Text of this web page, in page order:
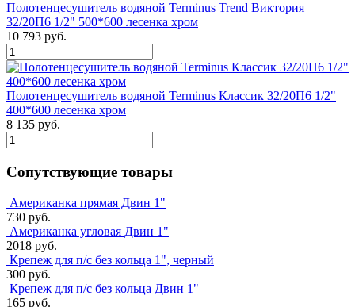
Полотенцесушитель водяной Terminus Trend Виктория
32/20П6 1/2" 500*600 лесенка хром
10 793 руб.
Полотенцесушитель водяной Terminus Классик 32/20П6 1/2"
400*600 лесенка хром
8 135 руб.
Сопутствующие товары
Американка прямая Двин 1"
730 руб.
Американка угловая Двин 1"
2018 руб.
Крепеж для п/с без кольца 1", черный
300 руб.
Крепеж для п/с без кольца Двин 1"
165 руб.